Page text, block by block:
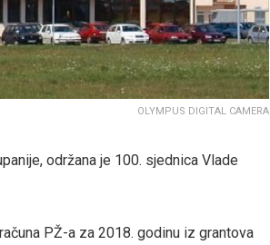
OLYMPUS DIGITAL CAMERA
održana je 100. sjednica Vlade
PŽ-a za 2018. godinu iz grantova